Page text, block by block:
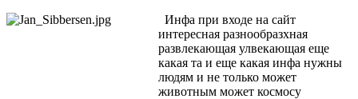
Инфа при входе на сайт
интересная разнообразхная
развлекающая улвекающая еще
какая та и еще какая инфа нужны
людям и не только может
животным может космосу